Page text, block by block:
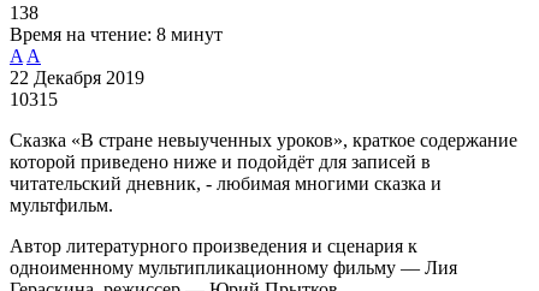
138
Время на чтение: 8 минут
A A
22 Декабря 2019
10315
Сказка «В стране невыученных уроков», краткое содержание
которой приведено ниже и подойдёт для записей в
читательский дневник, - любимая многими сказка и
мультфильм.
Автор литературного произведения и сценария к
одноименному мультипликационному фильму — Лия